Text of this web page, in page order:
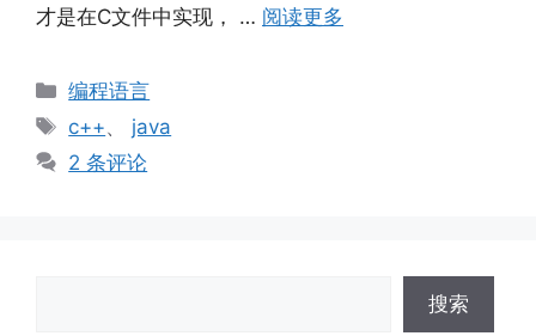
才是在C文件中实现， … 阅读更多
分
类
编程语言
标
签
c++、 java
2 条评论
搜索